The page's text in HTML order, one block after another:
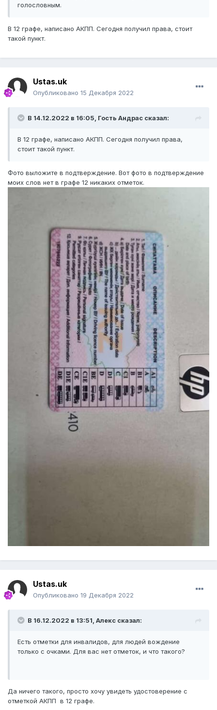
голословным.
В 12 графе, написано АКПП. Сегодня получил права, стоит
такой пункт.
Ustas.uk
Опубликовано 15 Декабря 2022
В 14.12.2022 в 16:05, Гость Андрас сказал:
В 12 графе, написано АКПП. Сегодня получил права,
стоит такой пункт.
Фото выложите в подтверждение. Вот фото в подтверждение
моих слов нет в графе 12 никаких отметок.
Ustas.uk
Опубликовано 19 Декабря 2022
В 16.12.2022 в 13:51, Алекс сказал:
Есть отметки для инвалидов, для людей вождение
только с очками. Для вас нет отметок, и что такого?
Да ничего такого, просто хочу увидеть удостоверение с
отметкой АКПП в 12 графе.